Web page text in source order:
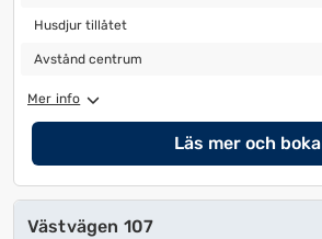
Husdjur tillåtet
Husdjur tillåtet
Avstånd centrum
Avstånd centrum
Mer info
Läs mer och boka
Västvägen 107